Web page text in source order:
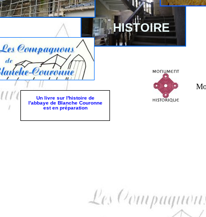
HISTOIRE
Un livre sur l'histoire de
l'abbaye de Blanche Couronne
est en préparation